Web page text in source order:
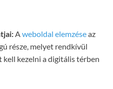
A weboldal elemzéseaz
része, melyet rendkívül
kezelni a digitális térben